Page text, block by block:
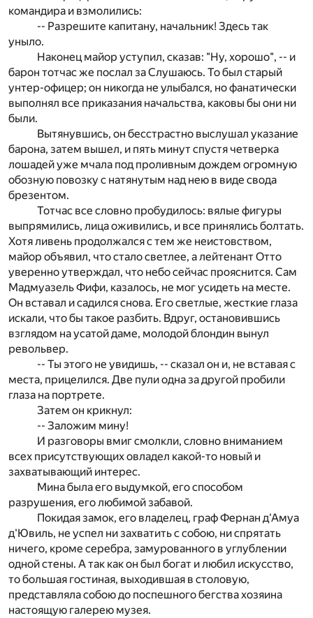
командира и взмолились:
-- Разрешите капитану, начальник! Здесь так
уныло.
Наконец майор уступил, сказав: "Ну, хорошо", -- и
барон тотчас же послал за Слушаюсь. То был старый
унтер-офицер; он никогда не улыбался, но фанатически
выполнял все приказания начальства, каковы бы они ни
были.
Вытянувшись, он бесстрастно выслушал указание
барона, затем вышел, и пять минут спустя четверка
лошадей уже мчала под проливным дождем огромную
обозную повозку с натянутым над нею в виде свода
брезентом.
Тотчас все словно пробудилось: вялые фигуры
выпрямились, лица оживились, и все принялись болтать.
Хотя ливень продолжался с тем же неистовством,
майор объявил, что стало светлее, а лейтенант Отто
уверенно утверждал, что небо сейчас прояснится. Сам
Мадмуазель Фифи, казалось, не мог усидеть на месте.
Он вставал и садился снова. Его светлые, жесткие глаза
искали, что бы такое разбить. Вдруг, остановившись
взглядом на усатой даме, молодой блондин вынул
револьвер.
-- Ты этого не увидишь, -- сказал он и, не вставая с
места, прицелился. Две пули одна за другой пробили
глаза на портрете.
Затем он крикнул:
-- Заложим мину!
И разговоры вмиг смолкли, словно вниманием
всех присутствующих овладел какой-то новый и
захватывающий интерес.
Мина была его выдумкой, его способом
разрушения, его любимой забавой.
Покидая замок, его владелец, граф Фернан д'Амуа
д'Ювиль, не успел ни захватить с собою, ни спрятать
ничего, кроме серебра, замурованного в углублении
одной стены. А так как он был богат и любил искусство,
то большая гостиная, выходившая в столовую,
представляла собою до поспешного бегства хозяина
настоящую галерею музея.